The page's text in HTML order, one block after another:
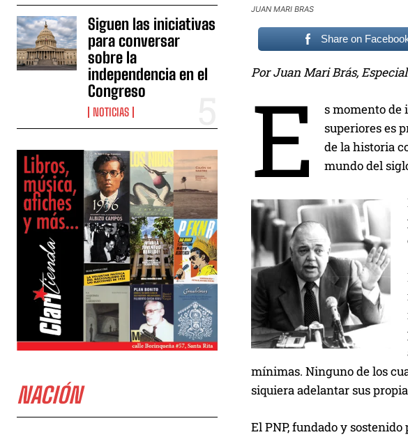
Siguen las iniciativas
para conversar
sobre la
independencia en el
Congreso
NOTICIAS
NACIÓN
JUAN MARI BRAS
Share on
Por Juan Mari Brás,
E
s momento de
superiores es
de la historia
mundo del
mínimas. Ninguno de los
siquiera adelantar sus
El PNP, fundado y